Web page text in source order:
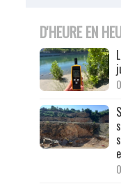
D'HEURE EN